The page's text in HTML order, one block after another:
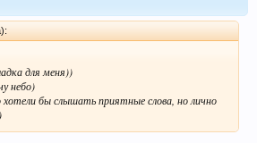
для меня))
небо)
бы слышать приятные слова, но лично